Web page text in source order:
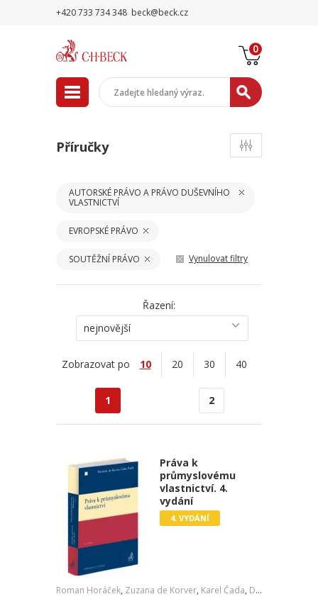
+420 733 734 348 beck@beck.cz
0
Příručky
AUTORSKÉ PRÁVO A PRÁVO DUŠEVNÍHO
VLASTNICTVÍ
EVROPSKÉ PRÁVO
SOUTĚŽNÍ PRÁVO Vynulovat filtry
Řazení:
nejnovější
Zobrazovat po 10 20 30 40
1 2
Práva k
průmyslovému
vlastnictví. 4.
vydání
4. VYDÁNÍ
Roman Horáček, Zuzana de Korver, Karel Čada, Daniel Patěk